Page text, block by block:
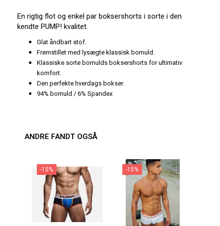
En rigtig flot og enkel par boksershorts i sorte i den
kendte PUMP! kvalitet.
Glat åndbart stof.
Fremstillet med lysægte klassisk bomuld.
Klassiske sorte bomulds boksershorts for ultimativ
komfort.
Den perfekte hverdags bokser.
94% bomuld / 6% Spandex
ANDRE FANDT OGSÅ
-15% -15%